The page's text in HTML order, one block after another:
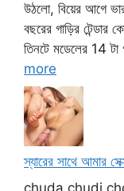
উঠলো, বিয়ের আগে
বছরের গাড়ির টেন্ডার
তিনটে মডেলের 14 টা
more
স্যারের সাথে আমার